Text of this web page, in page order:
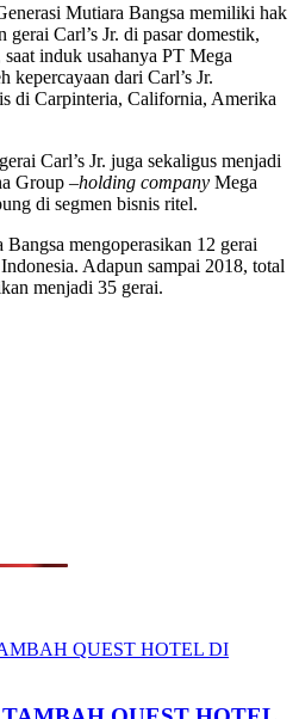
Mutiara Bangsa memiliki hak
Carl’s Jr. di pasar domestik,
induk usahanya PT Mega
kepercayaan dari Carl’s Jr.
di Carpinteria, California, Amerika
Carl’s Jr. juga sekaligus menjadi
Group –holding company Mega
di segmen bisnis ritel.
mengoperasikan 12 gerai
Adapun sampai 2018, total
menjadi 35 gerai.